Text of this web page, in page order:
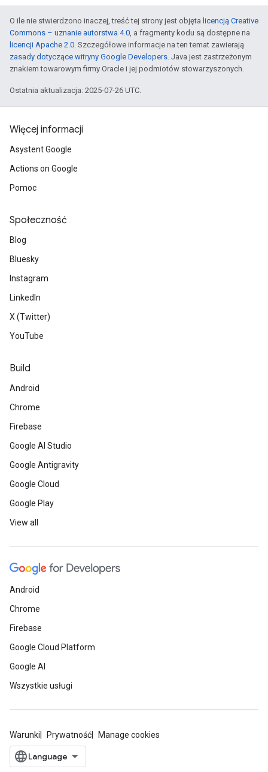
O ile nie stwierdzono inaczej, treść tej strony jest objęta licencją Creative
Commons – uznanie autorstwa 4.0, a fragmenty kodu są dostępne na
licencji Apache 2.0. Szczegółowe informacje na ten temat zawierają
zasady dotyczące witryny Google Developers. Java jest zastrzeżonym
znakiem towarowym firmy Oracle i jej podmiotów stowarzyszonych.
Ostatnia aktualizacja: 2025-07-26 UTC.
Więcej informacji
Asystent Google
Actions on Google
Pomoc
Społeczność
Blog
Bluesky
Instagram
LinkedIn
X (Twitter)
YouTube
Build
Android
Chrome
Firebase
Google AI Studio
Google Antigravity
Google Cloud
Google Play
View all
Android
Chrome
Firebase
Google Cloud Platform
Google AI
Wszystkie usługi
Warunki Prywatność Manage cookies